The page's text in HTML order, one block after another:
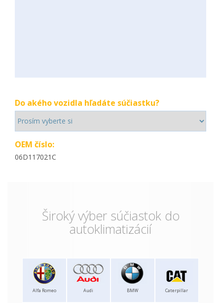
Do akého vozidla hľadáte súčiastku?
OEM číslo:
06D117021C
Široký výber súčiastok do
autoklimatizácií
Alfa Romeo Audi BMW Caterpillar